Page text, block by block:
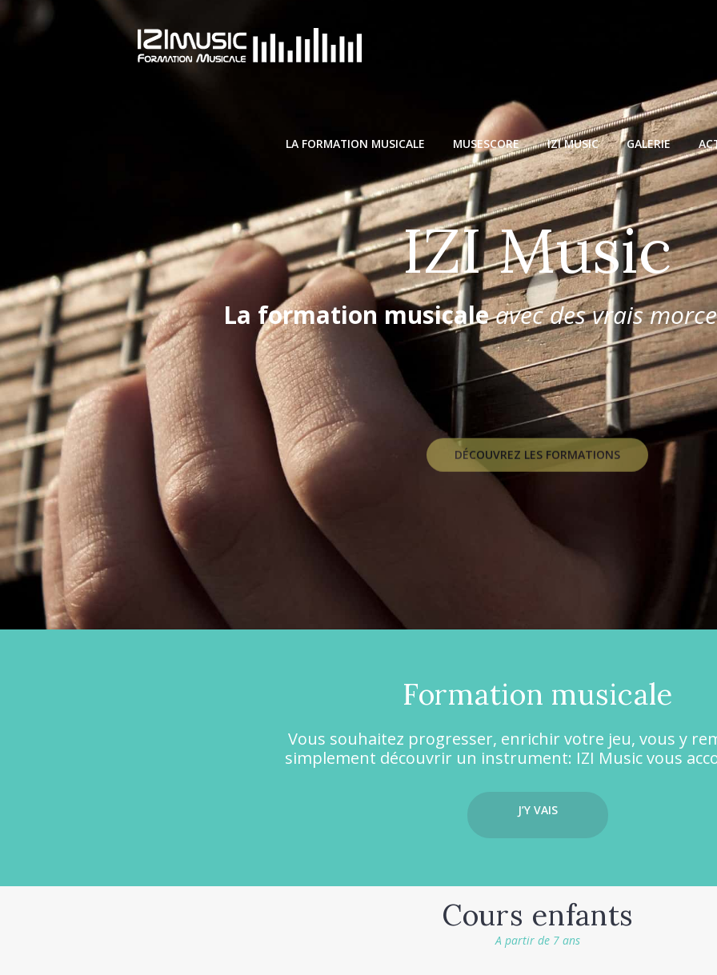
LA FORMATION MUSICALE MUSESCORE IZI MUSIC GALERIE
IZI Music
La formation musicaleavec des vrais
DÉCOUVREZ LES FORMATIONS
Formation musicale
Vous souhaitez progresser, enrichir votre jeu, vous y
simplement découvrir un instrument: IZI Music vous
J’Y VAIS
Cours enfants
A partir de 7 ans